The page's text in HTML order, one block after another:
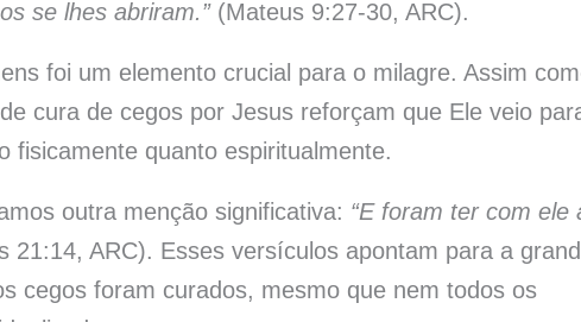
se lhes abriram.”(Mateus 9:27-30, ARC).
foi um elemento crucial para o milagre. Assim
cura de cegos por Jesus reforçam que Ele veio
fisicamente quanto espiritualmente.
outra menção significativa: “E foram ter com ele
21:14, ARC). Esses versículos apontam para a
cegos foram curados, mesmo que nem todos os